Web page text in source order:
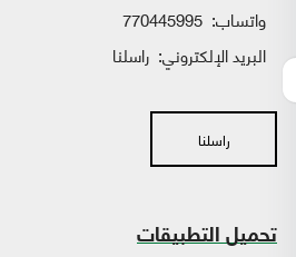
واتساب:
البريد الإلكتروني: راسلنا
راسلنا
تحميل التطبيقات